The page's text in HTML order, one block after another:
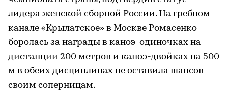
лидера женской сборной России. На гребном
канале «Крылатское» в Москве Ромасенко
боролась за награды в каноэ-одиночках на
дистанции 200 метров и каноэ-двойках на 500
м в обеих дисциплинах не оставила шансов
своим соперницам.